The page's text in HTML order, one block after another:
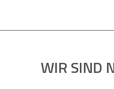
WIR SIND